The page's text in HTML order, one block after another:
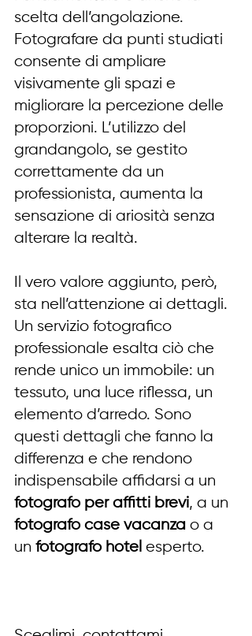
scelta dell’angolazione.
Fotografare da punti studiati
consente di ampliare
visivamente gli spazi e
migliorare la percezione delle
proporzioni. L’utilizzo del
grandangolo, se gestito
correttamente da un
professionista, aumenta la
sensazione di ariosità senza
alterare la realtà.
Il vero valore aggiunto, però,
sta nell’attenzione ai dettagli.
Un servizio fotografico
professionale esalta ciò che
rende unico un immobile: un
tessuto, una luce riflessa, un
elemento d’arredo. Sono
questi dettagli che fanno la
differenza e che rendono
indispensabile affidarsi a un
fotografo per affitti brevi, a un
fotografo case vacanza o a
un fotografo hotel esperto.